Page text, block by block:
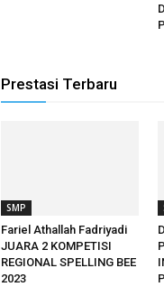
Prestasi Terbaru
SMP
Fariel Athallah Fadriyadi
JUARA 2 KOMPETISI
REGIONAL SPELLING BEE
2023